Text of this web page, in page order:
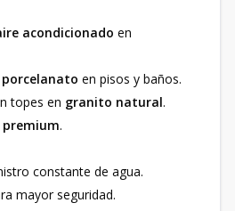
acondicionado en
en pisos y baños.
topes en granito natural.
.
constante de agua.
mayor seguridad.